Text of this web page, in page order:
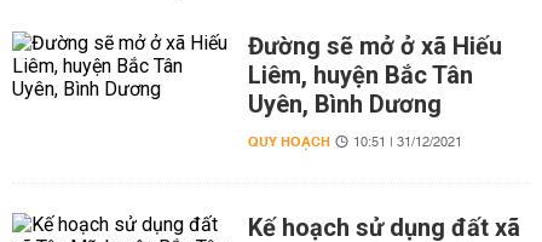
Đường sẽ mở ở xã Hiếu
Liêm, huyện Bắc Tân
Uyên, Bình Dương
QUY HOẠCH 10:51 | 31/12/2021
Kế hoạch sử dụng đất xã